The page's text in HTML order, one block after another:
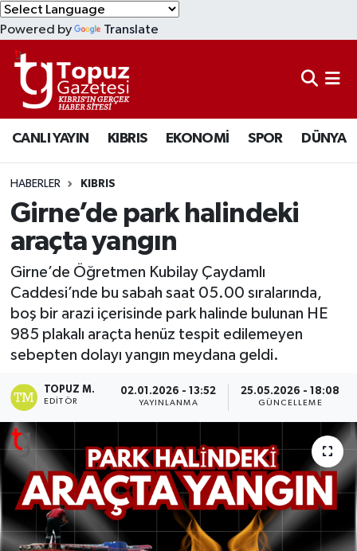
Powered by Translate
CANLI YAYIN KIBRIS EKONOMİ SPOR DÜNYA
HABERLER KIBRIS
Girne’de park halindeki
araçta yangın
Girne’de Öğretmen Kubilay Çaydamlı
Caddesi’nde bu sabah saat 05.00 sıralarında,
boş bir arazi içerisinde park halinde bulunan HE
985 plakalı araçta henüz tespit edilemeyen
sebepten dolayı yangın meydana geldi.
TOPUZ M.
EDITÖR
02.01.2026 - 13:52
YAYINLANMA
25.05.2026 - 18:08
GÜNCELLEME
KIBRIS
DÜNYA
EKONOMİ
MAGAZİN
SAĞLIK
SPOR
TÜRKİYE
Lefkoşa Nöbetçi Eczaneler
Lefkoşa Hava Durumu
Lefkoşa Trafik Yoğunluk Haritası
Süper Lig Puan Durumu ve Fikstür
Tüm Manşetler
Son Dakika Haberleri